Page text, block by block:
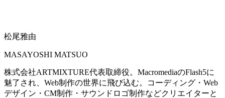
松尾雅由
MASAYOSHI MATSUO
株式会社ARTMIXTURE代表取締役。MacromediaのFlash5に
魅了され、Web制作の世界に飛び込む。コーディング・Web
デザイン・CM制作・サウンドロゴ制作などクリエイターと